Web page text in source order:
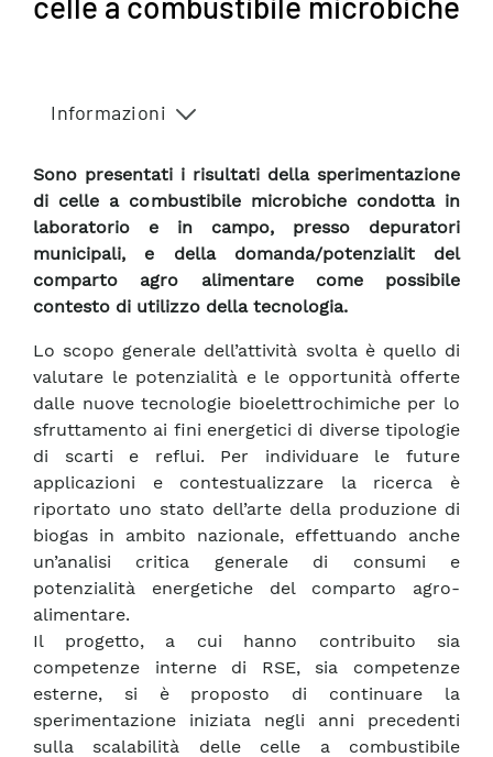
Informazioni
Sono presentati i risultati della sperimentazione
di celle a combustibile microbiche condotta in
laboratorio e in campo, presso depuratori
municipali, e della domanda/potenzialit del
comparto agro alimentare come possibile
contesto di utilizzo della tecnologia.
Lo scopo generale dell’attività svolta è quello di
valutare le potenzialità e le opportunità offerte
dalle nuove tecnologie bioelettrochimiche per lo
sfruttamento ai fini energetici di diverse tipologie
di scarti e reflui. Per individuare le future
applicazioni e contestualizzare la ricerca è
riportato uno stato dell’arte della produzione di
biogas in ambito nazionale, effettuando anche
un’analisi critica generale di consumi e
potenzialità energetiche del comparto agro-
alimentare.
Il progetto, a cui hanno contribuito sia
competenze interne di RSE, sia competenze
esterne, si è proposto di continuare la
sperimentazione iniziata negli anni precedenti
sulla scalabilità delle celle a combustibile